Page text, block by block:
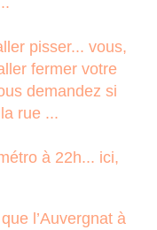
pisser... vous,
fermer votre
demandez si
rue ...
à 22h... ici,
l’Auvergnat à